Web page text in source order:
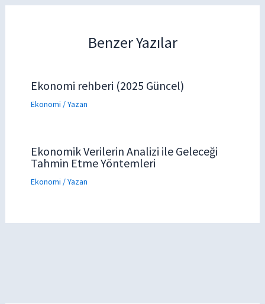
Benzer Yazılar
Ekonomi rehberi (2025 Güncel)
Ekonomi / Yazan
Ekonomik Verilerin Analizi ile Geleceği
Tahmin Etme Yöntemleri
Ekonomi / Yazan